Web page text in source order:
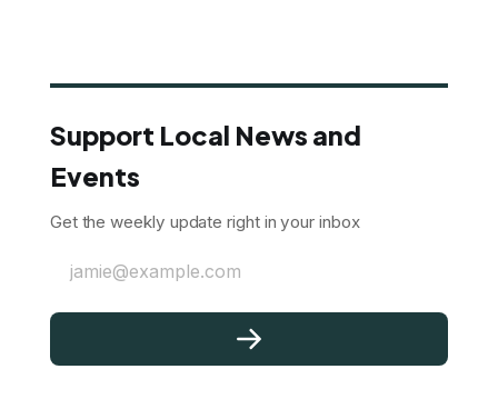
Support Local News and
Events
Get the weekly update right in your inbox
jamie@example.com